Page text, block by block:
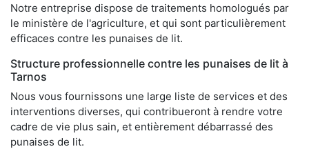
Notre entreprise dispose de traitements homologués par
le ministère de l'agriculture, et qui sont particulièrement
efficaces contre les punaises de lit.
Structure professionnelle contre les punaises de lit à
Tarnos
Nous vous fournissons une large liste de services et des
interventions diverses, qui contribueront à rendre votre
cadre de vie plus sain, et entièrement débarrassé des
punaises de lit.